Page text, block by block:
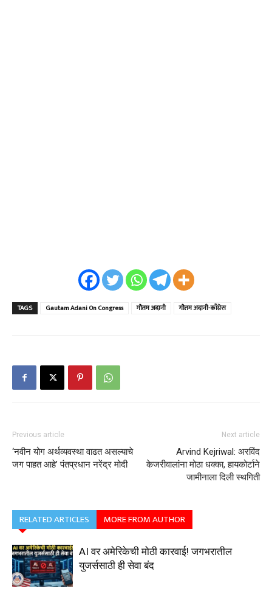
TAGS Gautam Adani On Congress गौतम अदानी गौतम अदानी-काँग्रेस
Previous article
‘नवीन योग अर्थव्यवस्था वाढत असल्याचे
जग पाहत आहे’ पंतप्रधान नरेंद्र मोदी
Next article
Arvind Kejriwal: अरविंद
केजरीवालांना मोठा धक्का, हायकोर्टाने
जामीनाला दिली स्थगिती
RELATED ARTICLES MORE FROM AUTHOR
AI वर अमेरिकेची मोठी कारवाई! जगभरातील
युजर्ससाठी ही सेवा बंद